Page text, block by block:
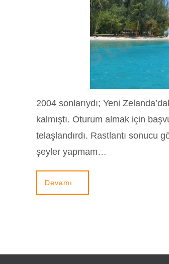
2004 sonlarıydı; Yeni
kalmıştı. Oturum almak için
telaşlandırdı. Rastlantı sonucu
şeyler yapmam…
Devamı